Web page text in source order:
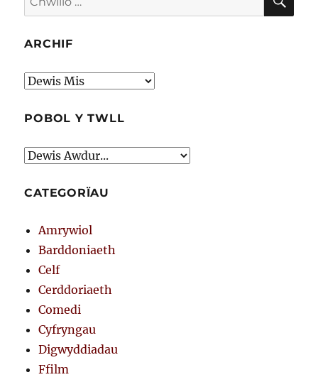
am:
ARCHIF
Archif
POBOL Y TWLL
CATEGORÏAU
Amrywiol
Barddoniaeth
Celf
Cerddoriaeth
Comedi
Cyfryngau
Digwyddiadau
Ffilm